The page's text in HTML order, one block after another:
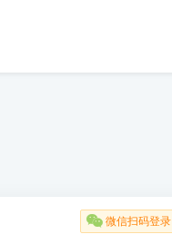
 微信扫码登录